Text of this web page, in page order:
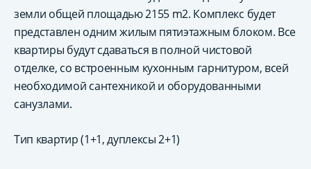
земли общей площадью 2155 m2. Комплекс будет
представлен одним жилым пятиэтажным блоком. Все
квартиры будут сдаваться в полной чистовой
отделке, со встроенным кухонным гарнитуром, всей
необходимой сантехникой и оборудованными
санузлами.
Тип квартир (1+1, дуплексы 2+1)